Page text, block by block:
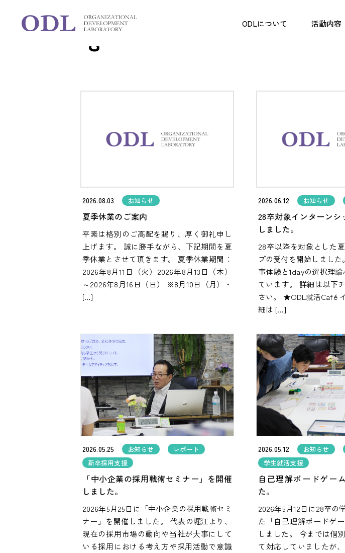
ODLについて 活動内容
Blog
2026.08.03 お知らせ
夏季休業のご案内
平素は格別のご高配を賜り、厚く御礼申し
上げます。 誠に勝手ながら、下記期間を夏
季休業とさせて頂きます。 夏季休業期間：
2026年8月11日（火）2026年8月13日（木）
～2026年8月16日（日） ※8月10日（月）・
[…]
2026.06.12 お知らせ
28卒対象インターン
しました。
28卒以降を対象とした
プの受付を開始しまし
事体験と1dayの選択理
ています。 詳細は以下
さい。 ★ODL就活Café
細は […]
2026.05.25 お知らせ
レポート
新卒採用支援
「中小企業の採用戦術セミナー」を開催
しました。
2026年5月25日に「中小企業の採用戦術セミ
ナー」を開催しました。 代表の堀江より、
現在の採用市場の動向や当社が大事にして
いる採用における考え方や採用活動で意識
2026.05.12 お知らせ
学生就活支援
自己理解ボードゲー
た。
2026年5月12日に28卒の
た「自己理解ボードゲ
しました。 今までは個
て対応していましたが